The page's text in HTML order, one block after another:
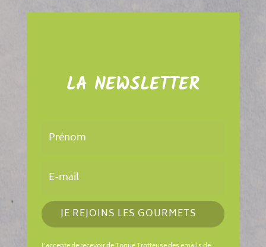
LA NEWSLETTER
JE REJOINS LES GOURMETS